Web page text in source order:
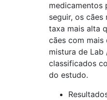
medicamentos
seguir, os cães
taxa mais alta
cães com mais
mistura de Lab
classificados
do estudo.